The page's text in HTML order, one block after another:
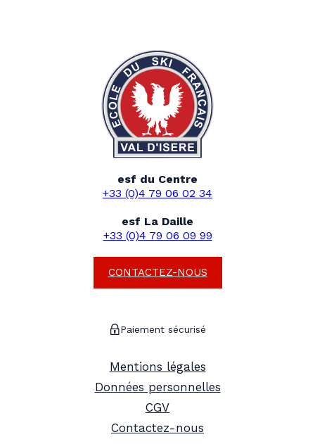
esf du Centre
+33 (0)4 79 06 02 34
esf La Daille
+33 (0)4 79 06 09 99
CONTACTEZ-NOUS
Paiement sécurisé
Mentions légales
Données personnelles
CGV
Contactez-nous